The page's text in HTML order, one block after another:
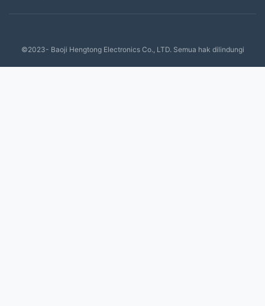
©2023- Baoji Hengtong Electronics Co., LTD. Semua hak dilindungi